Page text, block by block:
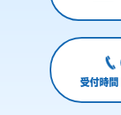
受付時